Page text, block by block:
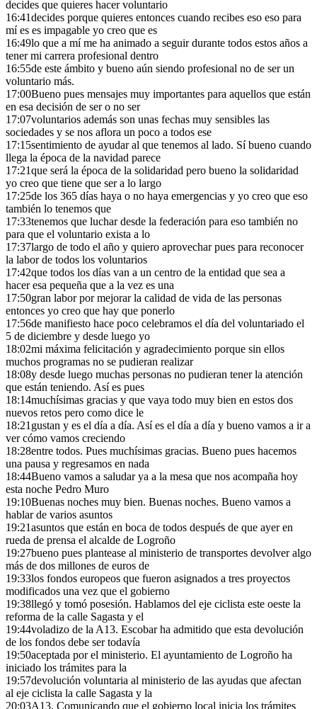
decides que quieres hacer voluntario
16:41decides porque quieres entonces cuando recibes eso eso para
mí es es impagable yo creo que es
16:49lo que a mí me ha animado a seguir durante todos estos años a
tener mi carrera profesional dentro
16:55de este ámbito y bueno aún siendo profesional no de ser un
voluntario más.
17:00Bueno pues mensajes muy importantes para aquellos que están
en esa decisión de ser o no ser
17:07voluntarios además son unas fechas muy sensibles las
sociedades y se nos aflora un poco a todos ese
17:15sentimiento de ayudar al que tenemos al lado. Sí bueno cuando
llega la época de la navidad parece
17:21que será la época de la solidaridad pero bueno la solidaridad
yo creo que tiene que ser a lo largo
17:25de los 365 días haya o no haya emergencias y yo creo que eso
también lo tenemos que
17:33tenemos que luchar desde la federación para eso también no
para que el voluntario exista a lo
17:37largo de todo el año y quiero aprovechar pues para reconocer
la labor de todos los voluntarios
17:42que todos los días van a un centro de la entidad que sea a
hacer esa pequeña que a la vez es una
17:50gran labor por mejorar la calidad de vida de las personas
entonces yo creo que hay que ponerlo
17:56de manifiesto hace poco celebramos el día del voluntariado el
5 de diciembre y desde luego yo
18:02mi máxima felicitación y agradecimiento porque sin ellos
muchos programas no se pudieran realizar
18:08y desde luego muchas personas no pudieran tener la atención
que están teniendo. Así es pues
18:14muchísimas gracias y que vaya todo muy bien en estos dos
nuevos retos pero como dice le
18:21gustan y es el día a día. Así es el día a día y bueno vamos a ir a
ver cómo vamos creciendo
18:28entre todos. Pues muchísimas gracias. Bueno pues hacemos
una pausa y regresamos en nada
18:44Bueno vamos a saludar ya a la mesa que nos acompaña hoy
esta noche Pedro Muro
19:10Buenas noches muy bien. Buenas noches. Bueno vamos a
hablar de varios asuntos
19:21asuntos que están en boca de todos después de que ayer en
rueda de prensa el alcalde de Logroño
19:27bueno pues plantease al ministerio de transportes devolver algo
más de dos millones de euros de
19:33los fondos europeos que fueron asignados a tres proyectos
modificados una vez que el gobierno
19:38llegó y tomó posesión. Hablamos del eje ciclista este oeste la
reforma de la calle Sagasta y el
19:44voladizo de la A13. Escobar ha admitido que esta devolución
de los fondos debe ser todavía
19:50aceptada por el ministerio. El ayuntamiento de Logroño ha
iniciado los trámites para la
19:57devolución voluntaria al ministerio de las ayudas que afectan
al eje ciclista la calle Sagasta y la
20:03A13. Comunicando que el gobierno local inicia los trámites